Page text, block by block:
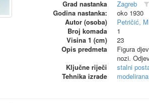
Grad nastanka
Zagreb
Godina nastanka:
oko 1930
Autor (osoba)
Petričić,
Broj komada
1
Visina 1 (cm)
23
Opis predmeta
Figura
nozi.
Ključne riječi
stalni
Tehnika izrade
modelirana